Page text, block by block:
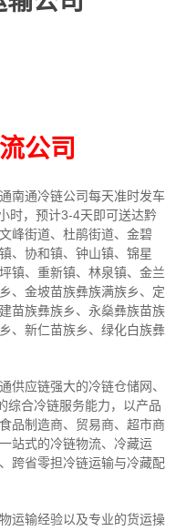
公司
南通冷链公司每天准时发车
时，预计3-4天即可送达黔
峰街道、杜鹃街道、金碧
、协和镇、钟山镇、锦星
镇、重新镇、林泉镇、金兰
、金坡苗族彝族满族乡、定
苗族彝族乡、永燊彝族苗族
、新仁苗族乡、绿化白族彝
供应链强大的冷链仓储网、
综合冷链服务能力，以产品
品制造商、贸易商、超市商
站式的冷链物流、冷藏运
跨省零担冷链运输与冷藏配
运输经验以及专业的货运操